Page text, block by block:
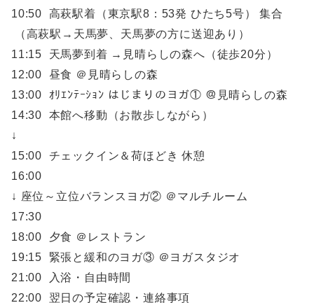
10:50 高萩駅着（東京駅8：53発 ひたち5号） 集合
（高萩駅→天馬夢、天馬夢の方に送迎あり）
11:15 天馬夢到着 →見晴らしの森へ（徒歩20分）
12:00 昼食 ＠見晴らしの森
13:00 ｵﾘｴﾝﾃｰｼｮﾝ はじまりのヨガ① ＠見晴らしの森
14:30 本館へ移動（お散歩しながら）
↓
15:00 チェックイン＆荷ほどき 休憩
16:00
↓ 座位～立位バランスヨガ② ＠マルチルーム
17:30
18:00 夕食 ＠レストラン
19:15 緊張と緩和のヨガ③ ＠ヨガスタジオ
21:00 入浴・自由時間
22:00 翌日の予定確認・連絡事項